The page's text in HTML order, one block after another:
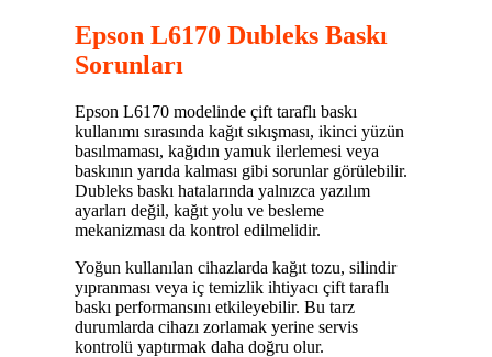
Epson L6170 Dubleks Baskı
Sorunları
Epson L6170 modelinde çift taraflı baskı
kullanımı sırasında kağıt sıkışması, ikinci yüzün
basılmaması, kağıdın yamuk ilerlemesi veya
baskının yarıda kalması gibi sorunlar görülebilir.
Dubleks baskı hatalarında yalnızca yazılım
ayarları değil, kağıt yolu ve besleme
mekanizması da kontrol edilmelidir.
Yoğun kullanılan cihazlarda kağıt tozu, silindir
yıpranması veya iç temizlik ihtiyacı çift taraflı
baskı performansını etkileyebilir. Bu tarz
durumlarda cihazı zorlamak yerine servis
kontrolü yaptırmak daha doğru olur.